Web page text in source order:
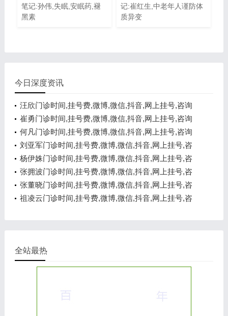
笔记:孙伟,失眠,安眠药,褪
黑素
记:崔红生,中老年人谨防体
质异变
今日深度资讯
汪欣门诊时间,挂号费,微博,微信,抖音,网上挂号,咨询
电话,在线咨询
崔勇门诊时间,挂号费,微博,微信,抖音,网上挂号,咨询
电话,在线咨询
何凡门诊时间,挂号费,微博,微信,抖音,网上挂号,咨询
电话,在线咨询
刘亚军门诊时间,挂号费,微博,微信,抖音,网上挂号,咨
询电话,在线咨询
杨伊姝门诊时间,挂号费,微博,微信,抖音,网上挂号,咨
询电话,在线咨询
张拥波门诊时间,挂号费,微博,微信,抖音,网上挂号,咨
询电话,在线咨询
张董晓门诊时间,挂号费,微博,微信,抖音,网上挂号,咨
询电话,在线咨询
祖凌云门诊时间,挂号费,微博,微信,抖音,网上挂号,咨
全站最热